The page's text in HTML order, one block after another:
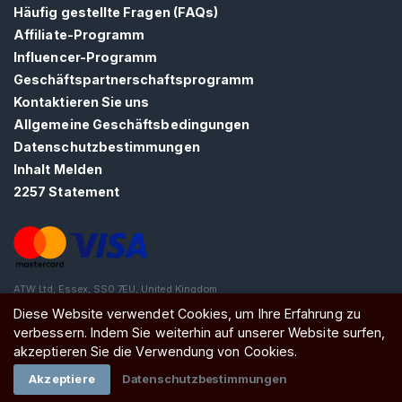
Häufig gestellte Fragen (FAQs)
Affiliate-Programm
Influencer-Programm
Geschäftspartnerschaftsprogramm
Kontaktieren Sie uns
Allgemeine Geschäftsbedingungen
Datenschutzbestimmungen
Inhalt Melden
2257 Statement
ATW Ltd, Essex, SS0 7EU, United Kingdom
Diese Website verwendet Cookies, um Ihre Erfahrung zu
verbessern. Indem Sie weiterhin auf unserer Website surfen,
akzeptieren Sie die Verwendung von Cookies.
Akzeptiere Datenschutzbestimmungen
N
S
I
E
S
C
H
K
O
S
T
L
O
S
>
S
t
a